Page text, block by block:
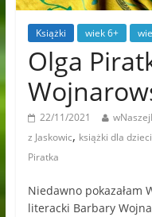
Książki wiek 6+
Olga
22/11/2021
z Jaskowic, książki dla dzieci
Piratka
Niedawno pokazałam
literacki Barbary